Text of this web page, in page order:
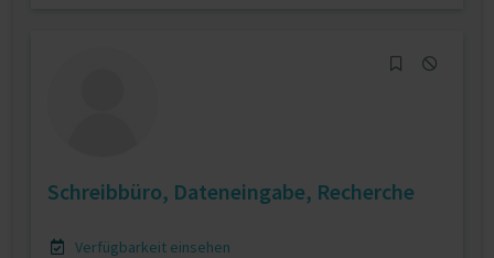
Schreibbüro, Dateneingabe, Recherche
Verfügbarkeit einsehen